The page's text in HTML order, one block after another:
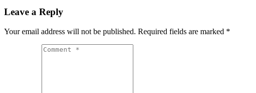
Leave a Reply
Your email address will not be published. Required fields are marked *